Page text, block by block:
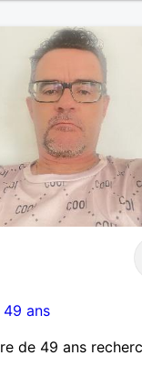
49 ans
de 49 ans